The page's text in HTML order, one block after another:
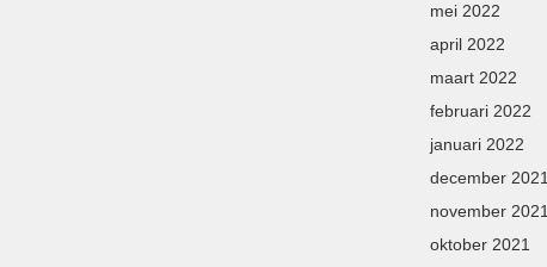
mei 2022
april 2022
maart 2022
februari 2022
januari 2022
december 2021
november 2021
oktober 2021